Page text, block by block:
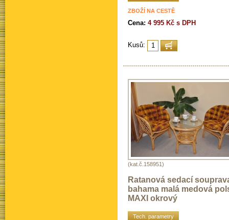
ZBOŽÍ NA CESTĚ
Cena: 4 995 Kč s DPH
Kusů:
(kat.č.158951)
Ratanová sedací
bahama malá medová
MAXI okrový
Tech. parametry